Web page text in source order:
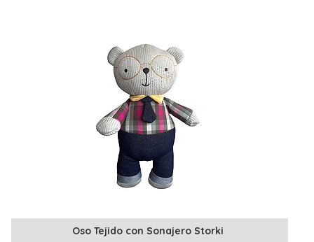
Oso Tejido con Sonajero Storki